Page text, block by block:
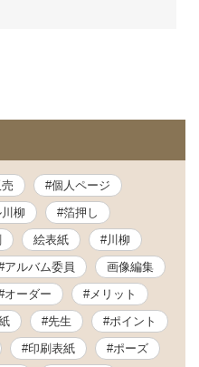
#個人ページ
柳
#箔押し
絵表紙
#川柳
アルバム委員
画像編集
オーダー
#メリット
#先生
#ポイント
#印刷表紙
#ポーズ